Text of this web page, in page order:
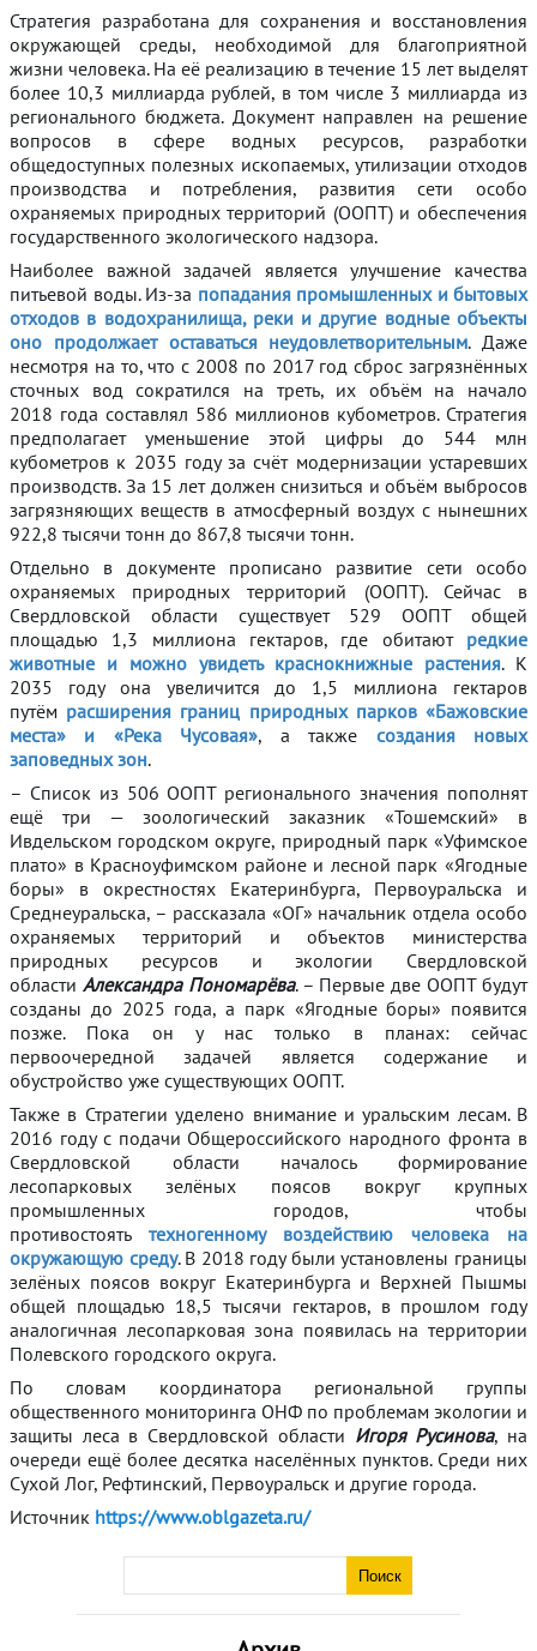
Стратегия разработана для сохранения и восстановления
окружающей среды, необходимой для благоприятной
жизни человека. На её реализацию в течение 15 лет выделят
более 10,3 миллиарда рублей, в том числе 3 миллиарда из
регионального бюджета. Документ направлен на решение
вопросов в сфере водных ресурсов, разработки
общедоступных полезных ископаемых, утилизации отходов
производства и потребления, развития сети особо
охраняемых природных территорий (ООПТ) и обеспечения
государственного экологического надзора.
Наиболее важной задачей является улучшение качества
питьевой воды. Из-за попадания промышленных и бытовых
отходов в водохранилища, реки и другие водные объекты
оно продолжает оставаться неудовлетворительным. Даже
несмотря на то, что с 2008 по 2017 год сброс загрязнённых
сточных вод сократился на треть, их объём на начало
2018 года составлял 586 миллионов кубометров. Стратегия
предполагает уменьшение этой цифры до 544 млн
кубометров к 2035 году за счёт модернизации устаревших
производств. За 15 лет должен снизиться и объём выбросов
загрязняющих веществ в атмосферный воздух с нынешних
922,8 тысячи тонн до 867,8 тысячи тонн.
Отдельно в документе прописано развитие сети особо
охраняемых природных территорий (ООПТ). Сейчас в
Свердловской области существует 529 ООПТ общей
площадью 1,3 миллиона гектаров, где обитают редкие
животные и можно увидеть краснокнижные растения. К
2035 году она увеличится до 1,5 миллиона гектаров
путём расширения границ природных парков «Бажовские
места» и «Река Чусовая», а также создания новых
заповедных зон.
– Список из 506 ООПТ регионального значения пополнят
ещё три — зоологический заказник «Тошемский» в
Ивдельском городском округе, природный парк «Уфимское
плато» в Красноуфимском районе и лесной парк «Ягодные
боры» в окрестностях Екатеринбурга, Первоуральска и
Среднеуральска, – рассказала «ОГ» начальник отдела особо
охраняемых территорий и объектов министерства
природных ресурсов и экологии Свердловской
области Александра Пономарёва. – Первые две ООПТ будут
созданы до 2025 года, а парк «Ягодные боры» появится
позже. Пока он у нас только в планах: сейчас
первоочередной задачей является содержание и
обустройство уже существующих ООПТ.
Также в Стратегии уделено внимание и уральским лесам. В
2016 году с подачи Общероссийского народного фронта в
Свердловской области началось формирование
лесопарковых зелёных поясов вокруг крупных
промышленных городов, чтобы
противостоять техногенному воздействию человека на
окружающую среду. В 2018 году были установлены границы
зелёных поясов вокруг Екатеринбурга и Верхней Пышмы
общей площадью 18,5 тысячи гектаров, в прошлом году
аналогичная лесопарковая зона появилась на территории
Полевского городского округа.
По словам координатора региональной группы
общественного мониторинга ОНФ по проблемам экологии и
защиты леса в Свердловской области Игоря Русинова, на
очереди ещё более десятка населённых пунктов. Среди них
Сухой Лог, Рефтинский, Первоуральск и другие города.
Источник https://www.oblgazeta.ru/